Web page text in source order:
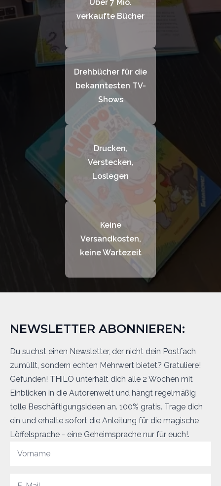
Über 7 Mio.
verkaufte Bücher
Drehbücher für die
bekanntesten TV-
Shows
Drucken,
Verstecken,
Loslegen
Keine
Versandkosten,
keine Wartezeit
NEWSLETTER ABONNIEREN:
Du suchst einen Newsletter, der nicht dein Postfach
zumüllt, sondern echten Mehrwert bietet? Gratuliere!
Gefunden! THiLO unterhält dich alle 2 Wochen mit
Einblicken in die Autorenwelt und hängt regelmäßig
tolle Beschäftigungsideen an. 100% gratis. Trage dich
ein und erhalte sofort die Anleitung für die magische
Löffelsprache - eine Geheimsprache nur für euch!.